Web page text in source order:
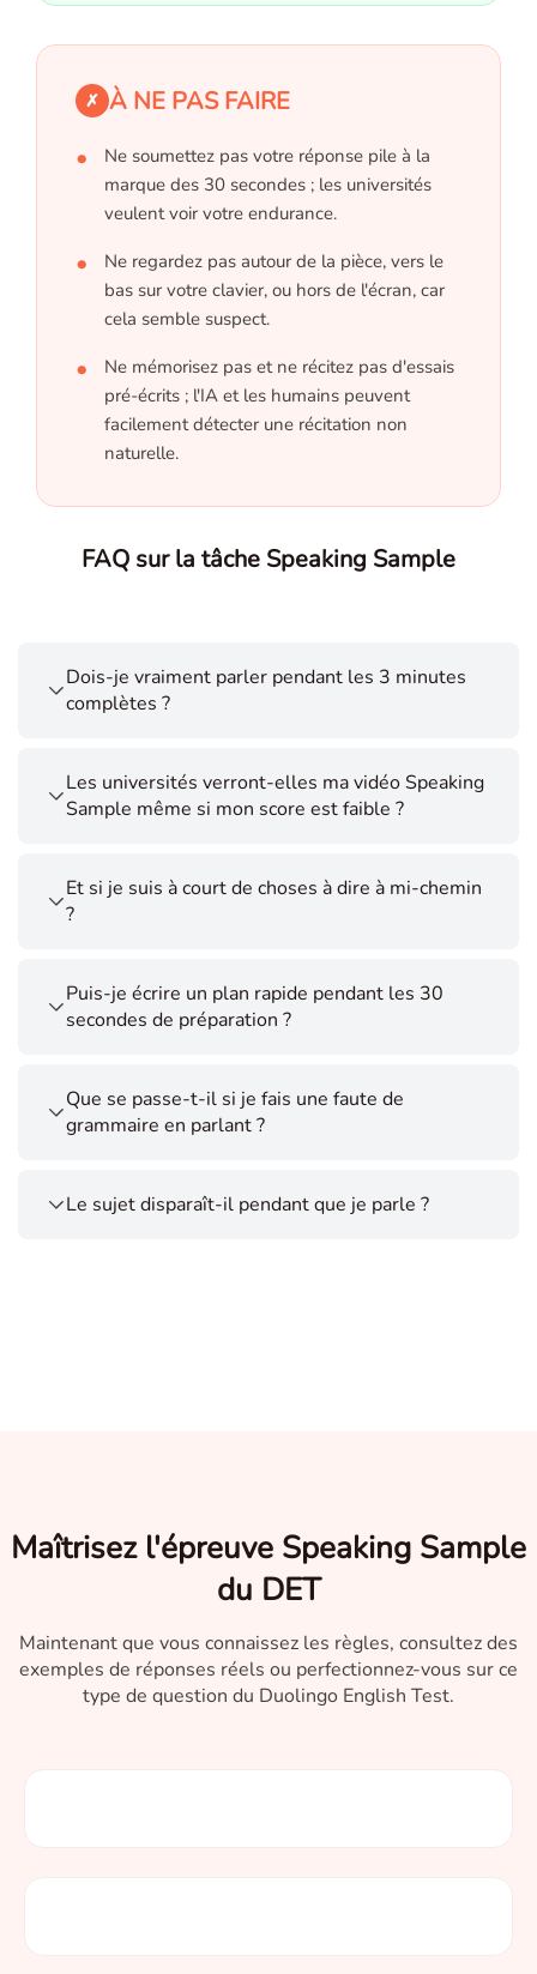
✗ À NE PAS FAIRE
Ne soumettez pas votre réponse pile à la
marque des 30 secondes ; les universités
veulent voir votre endurance.
Ne regardez pas autour de la pièce, vers le
bas sur votre clavier, ou hors de l'écran, car
cela semble suspect.
Ne mémorisez pas et ne récitez pas d'essais
pré-écrits ; l'IA et les humains peuvent
facilement détecter une récitation non
naturelle.
FAQ sur la tâche Speaking Sample
Dois-je vraiment parler pendant les 3 minutes
complètes ?
Les universités verront-elles ma vidéo Speaking
Sample même si mon score est faible ?
Et si je suis à court de choses à dire à mi-chemin
?
Puis-je écrire un plan rapide pendant les 30
secondes de préparation ?
Que se passe-t-il si je fais une faute de
grammaire en parlant ?
Le sujet disparaît-il pendant que je parle ?
Maîtrisez l'épreuve Speaking Sample
du DET
Maintenant que vous connaissez les règles, consultez des
exemples de réponses réels ou perfectionnez-vous sur ce
type de question du Duolingo English Test.